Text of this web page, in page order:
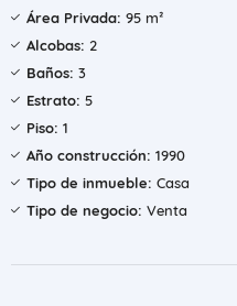
Área Privada: 95 m²
Alcobas: 2
Baños: 3
Estrato: 5
Piso: 1
Año construcción: 1990
Tipo de inmueble: Casa
Tipo de negocio: Venta